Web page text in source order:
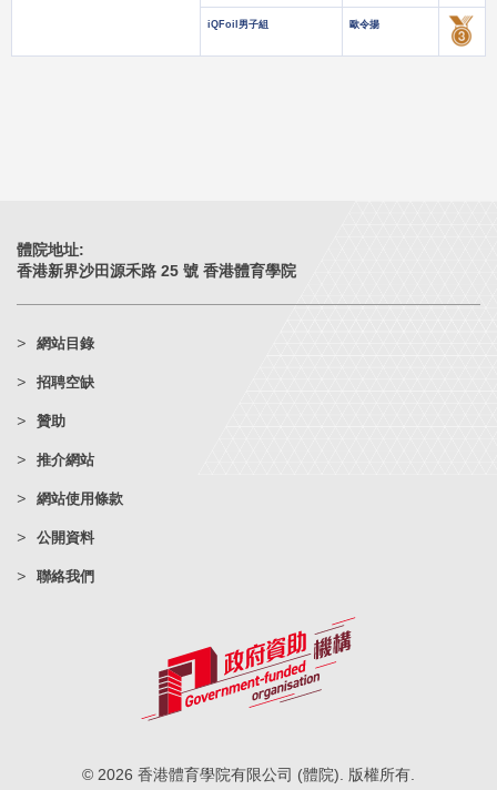
iQFoil男子組 歐令揚
體院地址:
香港新界沙田源禾路 25 號 香港體育學院
網站目錄
招聘空缺
贊助
推介網站
網站使用條款
公開資料
聯絡我們
© 2026 香港體育學院有限公司 (體院). 版權所有.